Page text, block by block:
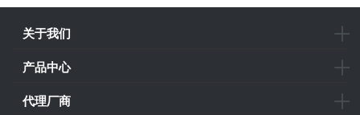
关于我们
产品中心
代理厂商